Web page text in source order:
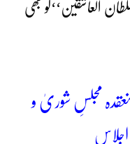
العاشقین‘‘کو بھی
مجلسِ شوریٰ و